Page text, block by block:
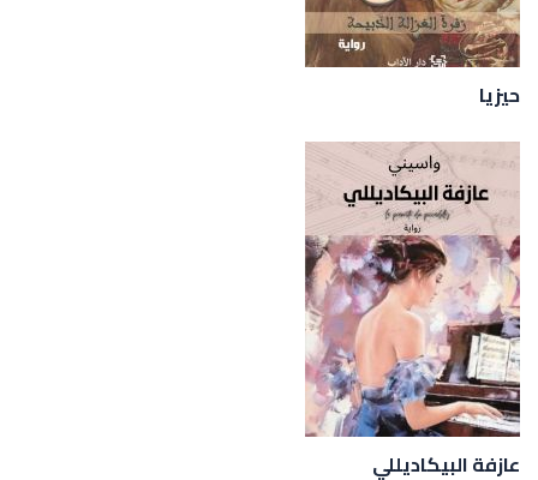
حيزيا
عازفة البيكاديللي